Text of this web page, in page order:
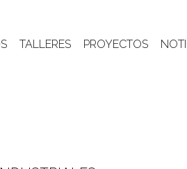
TALLERES PROYECTOS